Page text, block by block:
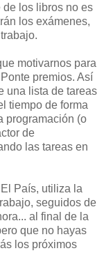
de los libros no es
los exámenes,
motivarnos para
premios. Así
una lista de tareas
tiempo de forma
programación (o
de
las tareas en
País, utiliza la
seguidos de
al final de la
que no hayas
los próximos